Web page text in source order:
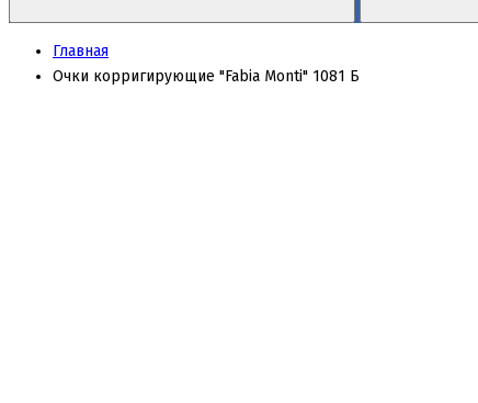
Главная
Очки корригирующие "Fabia Monti" 1081 Б